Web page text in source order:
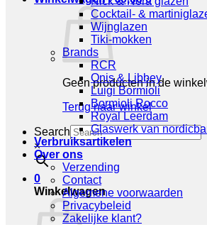
Geen producten in de
Terug naar winkel
Search
×
0
Winkelwagen
Cocktail- &
Wijnglazen
Tiki-mokken
Brands
RCR
Onis & Libbey
Luigi Bormioli
Bormioli Rocco
Royal Leerdam
Glaswerk van
Verbruiksartikelen
Over ons
Verzending
Contact
Algemene voorwaarden
Privacybeleid
Zakelijke klant?